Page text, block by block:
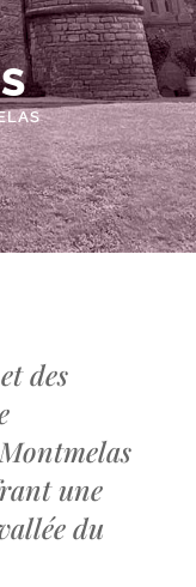
des
une
du